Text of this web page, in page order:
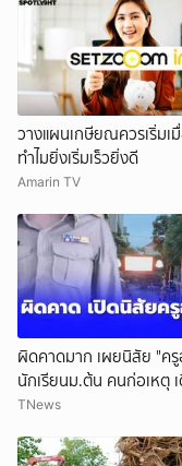
วางแผนเกษียณควรเริ่มเมื่
ทำไมยิ่งเริ่มเร็วยิ่งดี
Amarin TV
ผิดคาดมาก เผยนิสัย "ค
นักเรียนม.ต้น คนก่อเหตุ
หา
TNews